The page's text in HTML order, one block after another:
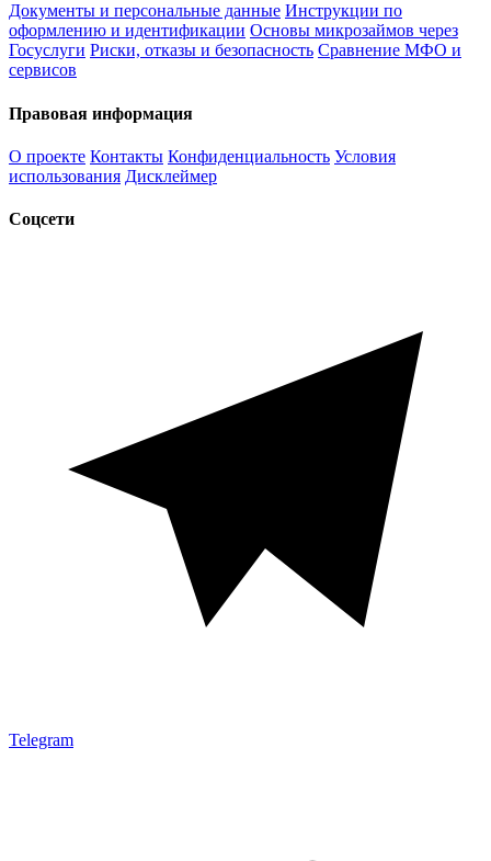
Документы и персональные данные Инструкции по
оформлению и идентификации Основы микрозаймов через
Госуслуги Риски, отказы и безопасность Сравнение МФО и
сервисов
Правовая информация
О проекте Контакты Конфиденциальность Условия
использования Дисклеймер
Соцсети
Telegram